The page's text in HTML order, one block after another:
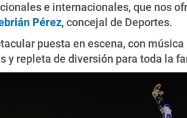
e internacionales, que nos
Pérez, concejal de Deportes.
puesta en escena, con
y repleta de diversión para toda la